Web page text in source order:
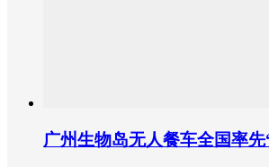
广州生物岛无人餐车全国率